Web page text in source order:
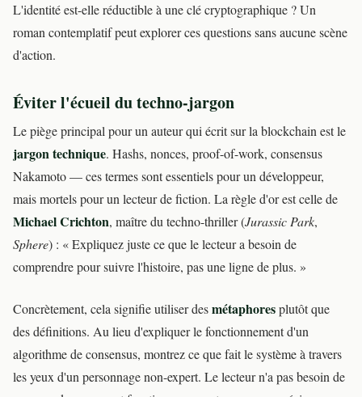
L'identité est-elle réductible à une clé cryptographique ? Un
roman contemplatif peut explorer ces questions sans aucune scène
d'action.
Éviter l'écueil du techno-jargon
Le piège principal pour un auteur qui écrit sur la blockchain est le
jargon technique. Hashs, nonces, proof-of-work, consensus
Nakamoto — ces termes sont essentiels pour un développeur,
mais mortels pour un lecteur de fiction. La règle d'or est celle de
Michael Crichton, maître du techno-thriller (Jurassic Park,
Sphere) : « Expliquez juste ce que le lecteur a besoin de
comprendre pour suivre l'histoire, pas une ligne de plus. »
Concrètement, cela signifie utiliser desmétaphoresplutôt que
des définitions. Au lieu d'expliquer le fonctionnement d'un
algorithme de consensus, montrez ce que fait le système à travers
les yeux d'un personnage non-expert. Le lecteur n'a pas besoin de